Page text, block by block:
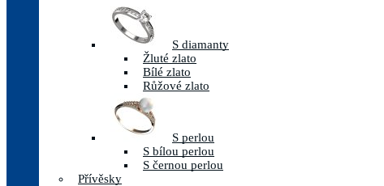
S diamanty
Žluté zlato
Bílé zlato
Růžové zlato
S perlou
S bílou perlou
S černou perlou
Přívěsky